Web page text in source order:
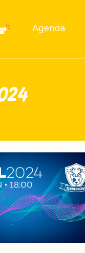
Agenda